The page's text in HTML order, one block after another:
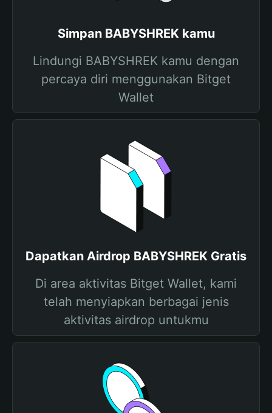
Simpan BABYSHREK kamu
Lindungi BABYSHREK kamu dengan
percaya diri menggunakan Bitget
Wallet
Dapatkan Airdrop BABYSHREK Gratis
Di area aktivitas Bitget Wallet, kami
telah menyiapkan berbagai jenis
aktivitas airdrop untukmu